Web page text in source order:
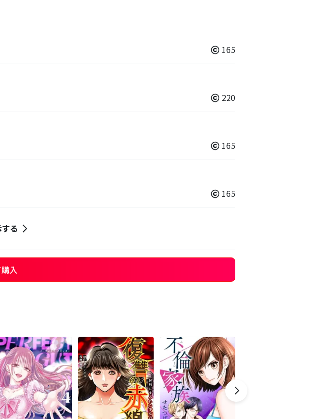
165
220
165
165
る
入